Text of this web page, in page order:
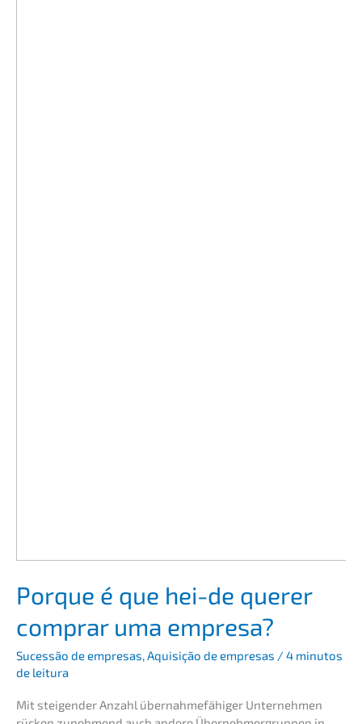
Porque é que hei-de querer
comprar uma empresa?
Suces­são de empre­sas,Aquisi­ção de empre­sas / 4 minutos
de leitura
Mit steigen­der Anzahl übernah­me­fä­hi­ger Unter­neh­men